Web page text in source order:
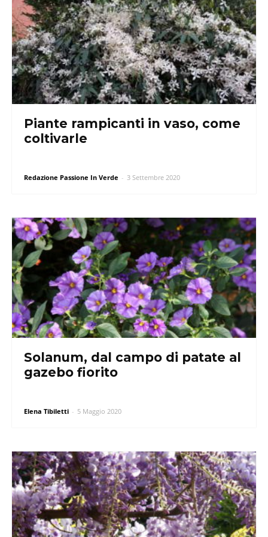
Piante rampicanti in vaso, come
coltivarle
Redazione Passione In Verde - 3 Settembre 2020
Solanum, dal campo di patate al
gazebo fiorito
Elena Tibiletti - 5 Maggio 2020